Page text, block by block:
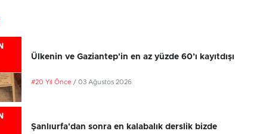
Ülkenin ve Gaziantep'in en az yüzde 60’ı kayıtdışı
#20 Yıl Önce / 03 Ağustos 2026
Şanlıurfa'dan sonra en kalabalık derslik bizde